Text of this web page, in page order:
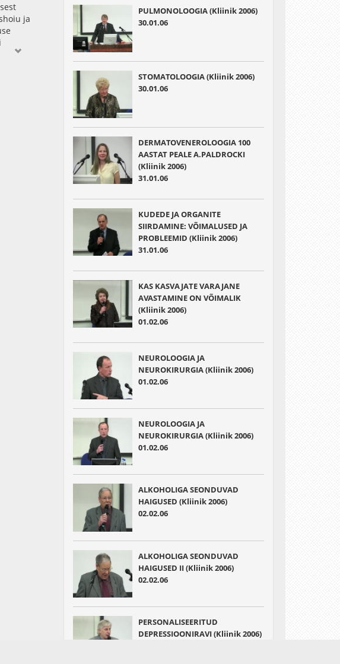
ja
PULMONOLOOGIA (Kliinik 2006)
30.01.06
STOMATOLOOGIA (Kliinik 2006)
30.01.06
DERMATOVENEROLOOGIA 100
AASTAT PEALE A.PALDROCKI
(Kliinik 2006)
31.01.06
KUDEDE JA ORGANITE
SIIRDAMINE: VÕIMALUSED JA
PROBLEEMID (Kliinik 2006)
31.01.06
KAS KASVAJATE VARAJANE
AVASTAMINE ON VÕIMALIK
(Kliinik 2006)
01.02.06
NEUROLOOGIA JA
NEUROKIRURGIA (Kliinik 2006)
01.02.06
NEUROLOOGIA JA
NEUROKIRURGIA (Kliinik 2006)
01.02.06
ALKOHOLIGA SEONDUVAD
HAIGUSED (Kliinik 2006)
02.02.06
ALKOHOLIGA SEONDUVAD
HAIGUSED II (Kliinik 2006)
02.02.06
PERSONALISEERITUD
DEPRESSIOONIRAVI (Kliinik 2006)